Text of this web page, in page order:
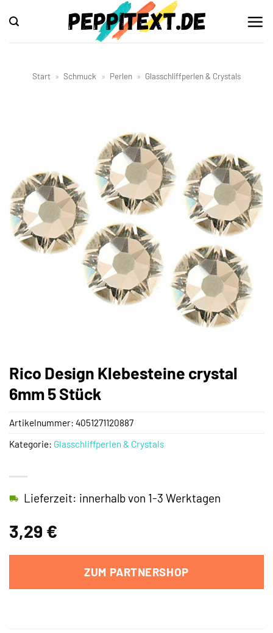
Inhalt
springen
Start » Schmuck » Perlen » Glasschliffperlen & Crystals
Rico Design Klebesteine crystal
6mm 5 Stück
3,29 €
Lieferzeit: innerhalb von 1-3 Werktagen
ZUM PARTNERSHOP
Artikelnummer: 4051271120887
Kategorie: Glasschliffperlen & Crystals